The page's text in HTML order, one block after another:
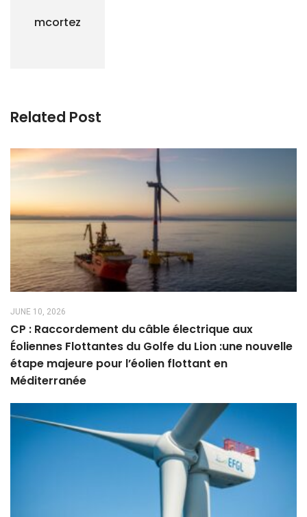
mcortez
Related Post
JUNE 10, 2026
CP : Raccordement du câble électrique aux
Éoliennes Flottantes du Golfe du Lion :une nouvelle
étape majeure pour l’éolien flottant en
Méditerranée